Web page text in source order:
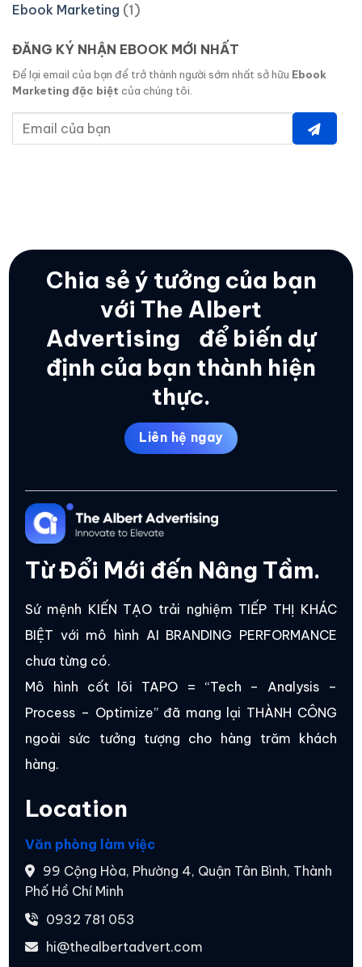
Ebook Marketing (1)
ĐĂNG KÝ NHẬN EBOOK MỚI NHẤT
Để lại email của bạn để trở thành người sớm nhất sở hữu Ebook
Marketing đặc biệt của chúng tôi.
Chia sẻ ý tưởng của bạn
với The Albert
Advertising để biến dự
định của bạn thành hiện
thực.
Liên hệ ngay
Từ Đổi Mới đến Nâng Tầm.
Sứ mệnh KIẾN TẠO trải nghiệm TIẾP THỊ KHÁC
BIỆT với mô hình AI BRANDING PERFORMANCE
chưa từng có.
Mô hình cốt lõi TAPO = “Tech – Analysis –
Process – Optimize” đã mang lại THÀNH CÔNG
ngoài sức tưởng tượng cho hàng trăm khách
hàng.
Location
Văn phòng làm việc
99 Cộng Hòa, Phường 4, Quận Tân Bình, Thành
Phố Hồ Chí Minh
0932 781 053
hi@thealbertadvert.com